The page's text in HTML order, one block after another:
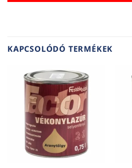
KAPCSOLÓDÓ TERMÉKEK